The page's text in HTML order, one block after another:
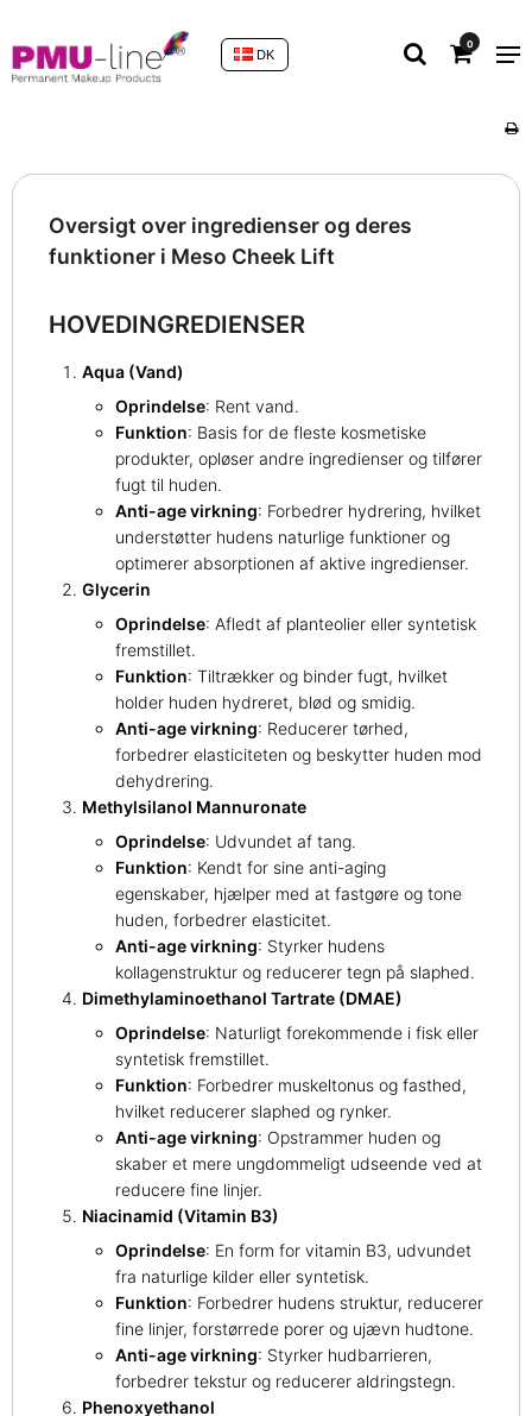
0
DK
Oversigt over ingredienser og deres
funktioner i Meso Cheek Lift
HOVEDINGREDIENSER
Aqua (Vand)
Oprindelse: Rent vand.
Funktion: Basis for de fleste kosmetiske
produkter, opløser andre ingredienser og tilfører
fugt til huden.
Anti-age virkning: Forbedrer hydrering, hvilket
understøtter hudens naturlige funktioner og
optimerer absorptionen af aktive ingredienser.
Glycerin
Oprindelse: Afledt af planteolier eller syntetisk
fremstillet.
Funktion: Tiltrækker og binder fugt, hvilket
holder huden hydreret, blød og smidig.
Anti-age virkning: Reducerer tørhed,
forbedrer elasticiteten og beskytter huden mod
dehydrering.
Methylsilanol Mannuronate
Oprindelse: Udvundet af tang.
Funktion: Kendt for sine anti-aging
egenskaber, hjælper med at fastgøre og tone
huden, forbedrer elasticitet.
Anti-age virkning: Styrker hudens
kollagenstruktur og reducerer tegn på slaphed.
Dimethylaminoethanol Tartrate (DMAE)
Oprindelse: Naturligt forekommende i fisk eller
syntetisk fremstillet.
Funktion: Forbedrer muskeltonus og fasthed,
hvilket reducerer slaphed og rynker.
Anti-age virkning: Opstrammer huden og
skaber et mere ungdommeligt udseende ved at
reducere fine linjer.
Niacinamid (Vitamin B3)
Oprindelse: En form for vitamin B3, udvundet
fra naturlige kilder eller syntetisk.
Funktion: Forbedrer hudens struktur, reducerer
fine linjer, forstørrede porer og ujævn hudtone.
Anti-age virkning: Styrker hudbarrieren,
forbedrer tekstur og reducerer aldringstegn.
Phenoxyethanol